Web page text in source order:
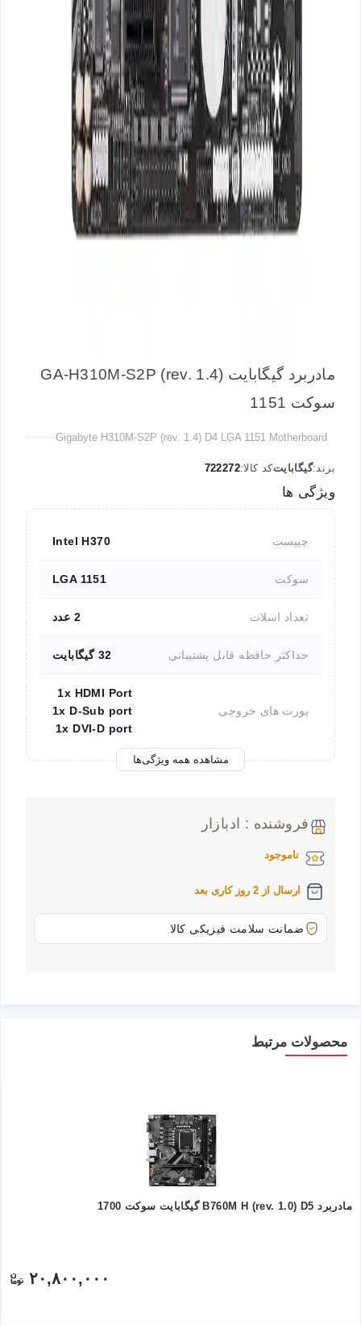
مادربرد گیگابایت (rev. 1.4) GA-H310M-S2P
سوکت 1151
Gigabyte H310M-S2P (rev. 1.4) D4 LGA 1151 Motherboard
برند:گیگابایتکد کالا:722272
ویژگی ها
چیپست Intel H370
سوکت LGA 1151
تعداد اسلات 2 عدد
حداکثر حافظه قابل پشتیبانی 32 گیگابایت
پورت های خروجی
1x HDMI Port
1x D-Sub port
1x DVI-D port
مشاهده همه ویژگی‌ها
فروشنده : ادبازار
ناموجود
ارسال از 2 روز کاری بعد
ضمانت سلامت فیزیکی کالا
محصولات مرتبط
مادربرد B760M H (rev. 1.0) D5 گیگابایت سوکت 1700
۲۰,۸۰۰,۰۰۰